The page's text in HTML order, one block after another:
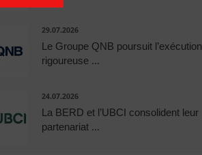
29.07.2026
Le Groupe QNB poursuit l’exécution
rigoureuse ...
24.07.2026
La BERD et l’UBCI consolident leur
partenariat ...